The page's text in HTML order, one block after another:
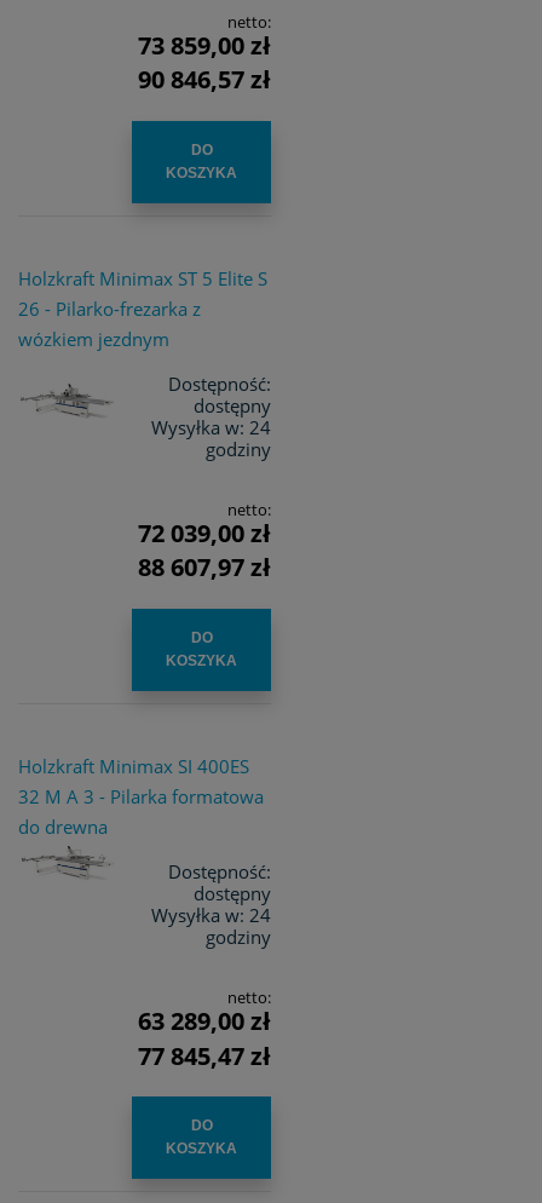
netto:
73 859,00 zł
90 846,57 zł
DO
KOSZYKA
Holzkraft Minimax ST 5 Elite S
26 - Pilarko-frezarka z
wózkiem jezdnym
Dostępność:
dostępny
Wysyłka w: 24
godziny
netto:
72 039,00 zł
88 607,97 zł
DO
KOSZYKA
Holzkraft Minimax SI 400ES
32 M A 3 - Pilarka formatowa
do drewna
Dostępność:
dostępny
Wysyłka w: 24
godziny
netto:
63 289,00 zł
77 845,47 zł
DO
KOSZYKA